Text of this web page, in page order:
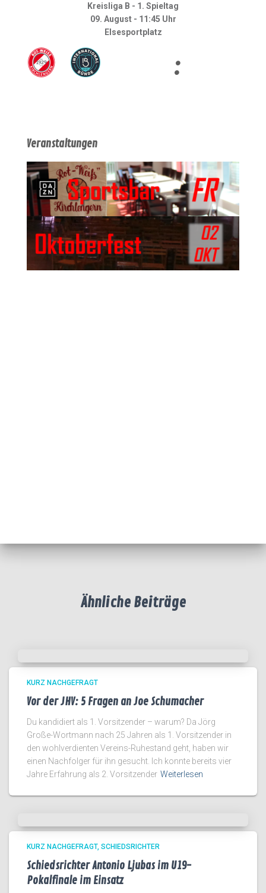
Kreisliga B - 1. Spieltag
09. August - 11:45 Uhr
Elsesportplatz
:
Veranstaltungen
Ähnliche Beiträge
KURZ NACHGEFRAGT
Vor der JHV: 5 Fragen an Joe Schumacher
Du kandidiert als 1. Vorsitzender – warum? Da Jörg
Große-Wortmann nach 25 Jahren als 1. Vorsitzender in
den wohlverdienten Vereins-Ruhestand geht, haben wir
einen Nachfolger für ihn gesucht. Ich konnte bereits vier
Jahre Erfahrung als 2. Vorsitzender Weiterlesen
KURZ NACHGEFRAGT SCHIEDSRICHTER
Schiedsrichter Antonio Ljubas im U19-
Pokalfinale im Einsatz